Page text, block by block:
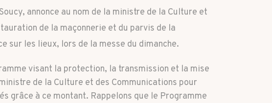
annonce au nom de la ministre de la Culture et
de la maçonnerie et du parvis de la
sur les lieux, lors de la messe du dimanche.
visant la protection, la transmission et la mise
de la Culture et des Communications pour
grâce à ce montant. Rappelons que le Programme